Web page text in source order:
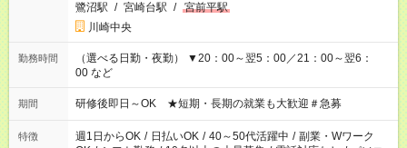
鷺沼駅 / 宮崎台駅 / 宮前平駅
川崎中央
勤務時間
（選べる日勤・夜勤） ▼20：00～翌5：00／21：00～翌6：
00 など
期間 研修後即日～OK ★短期・長期の就業も大歓迎＃急募
特徴 週1日からOK / 日払いOK / 40～50代活躍中 / 副業・Wワーク